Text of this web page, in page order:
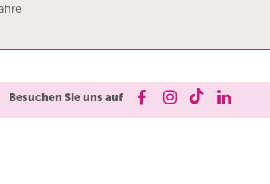
Besuchen Sie uns auf